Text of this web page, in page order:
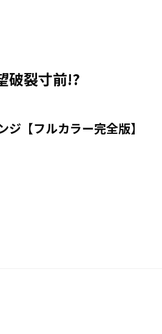
破裂寸前!?
ジ【フルカラー完全版】